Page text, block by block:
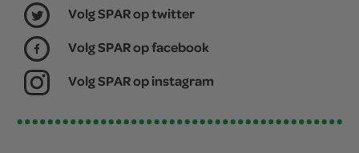
Volg SPAR op twitter
Volg SPAR op facebook
Volg SPAR op instagram